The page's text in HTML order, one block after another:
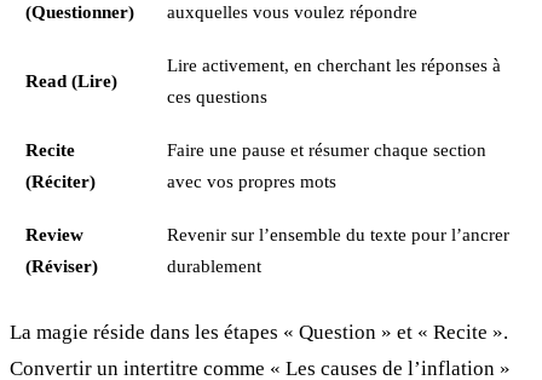
(Questionner)
auxquelles vous voulez répondre
Read (Lire)
Lire activement, en cherchant les réponses à
ces questions
Recite
(Réciter)
Faire une pause et résumer chaque section
avec vos propres mots
Review
(Réviser)
Revenir sur l’ensemble du texte pour l’ancrer
durablement
La magie réside dans les étapes « Question » et « Recite ».
Convertir un intertitre comme « Les causes de l’inflation »